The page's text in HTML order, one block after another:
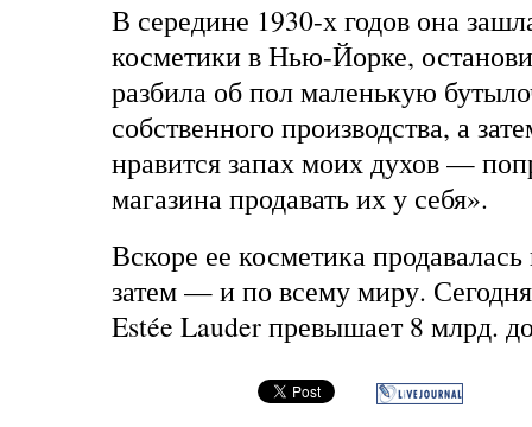
В середине 1930-х годов она
косметики в Нью-Йорке,
разбила об пол маленькую
собственного производства, а
нравится запах моих духов —
магазина продавать их у себя».
Вскоре ее косметика
затем — и по всему миру.
Estée Lauder превышает 8 млрд.